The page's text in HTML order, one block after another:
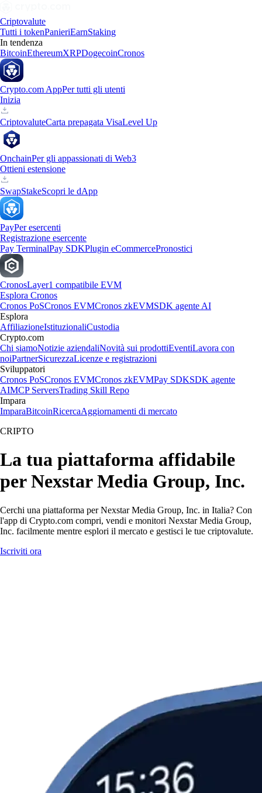
Criptovalute
Tutti i tokenPanieriEarnStaking
In tendenza
BitcoinEthereumXRPDogecoinCronos
Crypto.com AppPer tutti gli utenti
Inizia
CriptovaluteCarta prepagata VisaLevel Up
OnchainPer gli appassionati di Web3
Ottieni estensione
SwapStakeScopri le dApp
PayPer esercenti
Registrazione esercente
Pay TerminalPay SDKPlugin eCommercePronostici
CronosLayer1 compatibile EVM
Esplora Cronos
Cronos PoSCronos EVMCronos zkEVMSDK agente AI
Esplora
AffiliazioneIstituzionaliCustodia
Crypto.com
Chi siamoNotizie aziendaliNovità sui prodottiEventiLavora con
noiPartnerSicurezzaLicenze e registrazioni
Sviluppatori
Cronos PoSCronos EVMCronos zkEVMPay SDKSDK agente
AIMCP ServersTrading Skill Repo
Impara
ImparaBitcoinRicercaAggiornamenti di mercato
CRIPTO
La tua piattaforma affidabile
per Nexstar Media Group, Inc.
Cerchi una piattaforma per Nexstar Media Group, Inc. in Italia? Con
l'app di Crypto.com compri, vendi e monitori Nexstar Media Group,
Inc. facilmente mentre esplori il mercato e gestisci le tue criptovalute.
Iscriviti ora